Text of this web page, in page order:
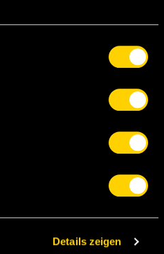
Details zeigen